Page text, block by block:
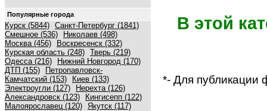
Популярные города
Курск (5844) Санкт-Петербург (1841)
Смешное (536)
Николаев (498)
Москва (456)
Воскресенск (332)
Курская область (248) Тверь (219)
Одесса (216)
Нижний Новгород (170)
ДТП (155)
Петропавловск-
Камчатский (153)
Киев (133)
Электроугли (127)
Нерехта (126)
Александровск (123)
Кингисепп (122)
Малоярославец (120) Якутск (117)
В этой
*- Для публикации